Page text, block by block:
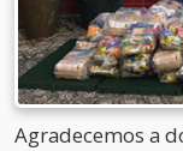
Agradecemos a